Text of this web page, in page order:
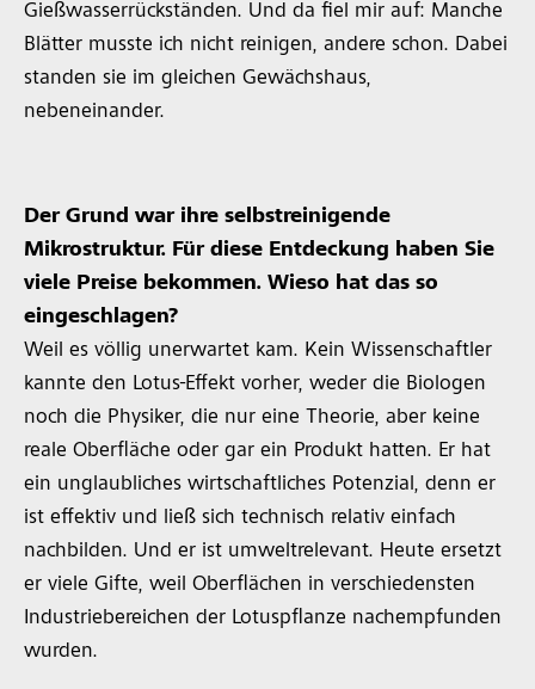
Gießwasserrückständen. Und da fiel mir auf: Manche
Blätter musste ich nicht reinigen, andere schon. Dabei
standen sie im gleichen Gewächshaus,
nebeneinander.
Der Grund war ihre selbstreinigende
Mikrostruktur. Für diese Entdeckung haben Sie
viele Preise bekommen. Wieso hat das so
eingeschlagen?
Weil es völlig unerwartet kam. Kein Wissenschaftler
kannte den Lotus-Effekt vorher, weder die Biologen
noch die Physiker, die nur eine Theorie, aber keine
reale Oberfläche oder gar ein Produkt hatten. Er hat
ein unglaubliches wirtschaftliches Potenzial, denn er
ist effektiv und ließ sich technisch relativ einfach
nachbilden. Und er ist umweltrelevant. Heute ersetzt
er viele Gifte, weil Oberflächen in verschiedensten
Industriebereichen der Lotuspflanze nachempfunden
wurden.